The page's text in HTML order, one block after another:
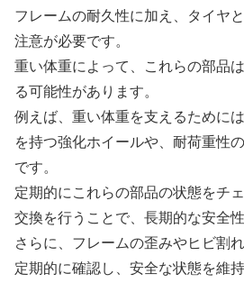
フレームの耐久性に加え、タイヤ
注意が必要です。
重い体重によって、これらの部品
る可能性があります。
例えば、重い体重を支えるために
を持つ強化ホイールや、耐荷重性
です。
定期的にこれらの部品の状態をチ
交換を行うことで、長期的な安全
さらに、フレームの歪みやヒビ割
定期的に確認し、安全な状態を維